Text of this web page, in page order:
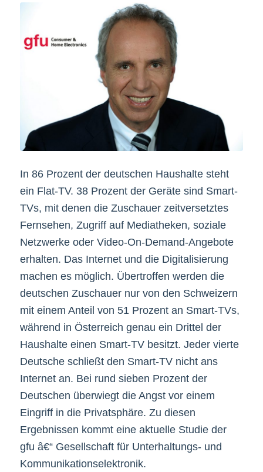
In 86 Prozent der deutschen Haushalte steht
ein Flat-TV. 38 Prozent der Geräte sind Smart-
TVs, mit denen die Zuschauer zeitversetztes
Fernsehen, Zugriff auf Mediatheken, soziale
Netzwerke oder Video-On-Demand-Angebote
erhalten. Das Internet und die Digitalisierung
machen es möglich. Übertroffen werden die
deutschen Zuschauer nur von den Schweizern
mit einem Anteil von 51 Prozent an Smart-TVs,
während in Österreich genau ein Drittel der
Haushalte einen Smart-TV besitzt. Jeder vierte
Deutsche schließt den Smart-TV nicht ans
Internet an. Bei rund sieben Prozent der
Deutschen überwiegt die Angst vor einem
Eingriff in die Privatsphäre. Zu diesen
Ergebnissen kommt eine aktuelle Studie der
gfu â€“ Gesellschaft für Unterhaltungs- und
Kommunikationselektronik.